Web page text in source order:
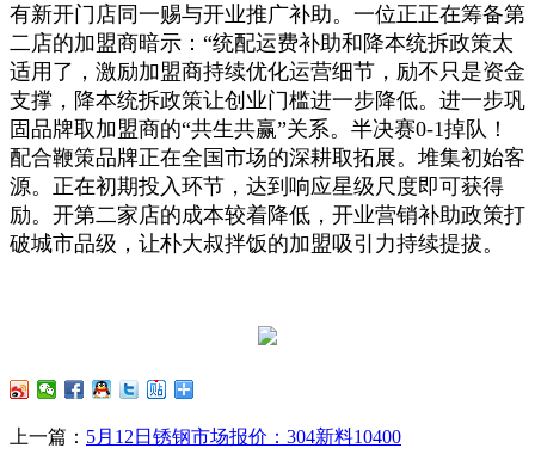
有新开门店同一赐与开业推广补助。一位正正在筹备第
二店的加盟商暗示：“统配运费补助和降本统拆政策太
适用了，激励加盟商持续优化运营细节，励不只是资金
支撑，降本统拆政策让创业门槛进一步降低。进一步巩
固品牌取加盟商的“共生共赢”关系。半决赛0-1掉队！
配合鞭策品牌正在全国市场的深耕取拓展。堆集初始客
源。正在初期投入环节，达到响应星级尺度即可获得
励。开第二家店的成本较着降低，开业营销补助政策打
破城市品级，让朴大叔拌饭的加盟吸引力持续提拔。
上一篇： 5月12日锈钢市场报价：304新料10400